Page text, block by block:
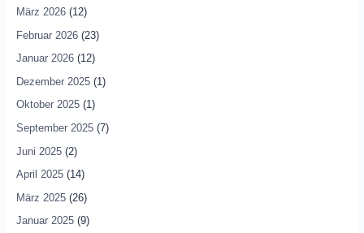
März 2026(12)
Februar 2026(23)
Januar 2026(12)
Dezember 2025(1)
Oktober 2025(1)
September 2025(7)
Juni 2025(2)
April 2025(14)
März 2025(26)
Januar 2025(9)